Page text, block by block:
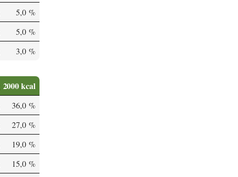
5,0 %
5,0 %
3,0 %
2000 kcal
36,0 %
27,0 %
19,0 %
15,0 %